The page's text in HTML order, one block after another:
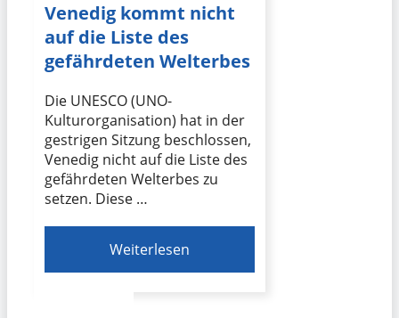
Venedig kommt nicht
auf die Liste des
gefährdeten Welterbes
Die UNESCO (UNO-
Kulturorganisation) hat in der
gestrigen Sitzung beschlossen,
Venedig nicht auf die Liste des
gefährdeten Welterbes zu
setzen. Diese …
Weiterlesen